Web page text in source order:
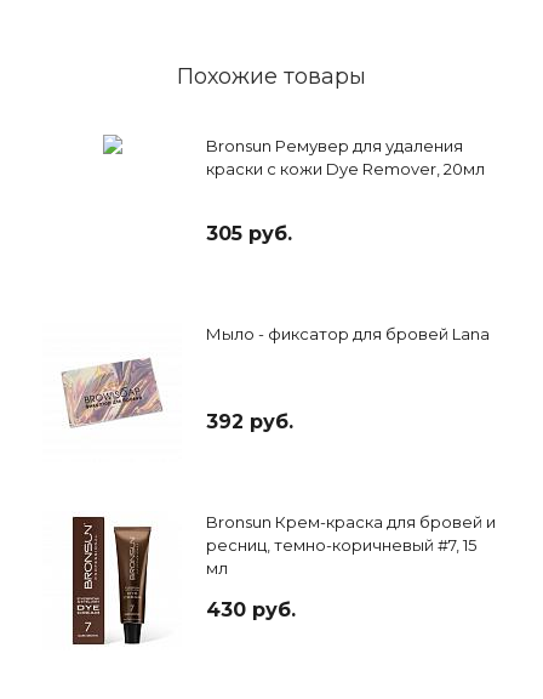
Похожие товары
Bronsun Ремувер для удаления
краски с кожи Dye Remover, 20мл
305 руб.
Мыло - фиксатор для бровей Lana
392 руб.
Bronsun Крем-краска для бровей и
ресниц, темно-коричневый #7, 15
мл
430 руб.